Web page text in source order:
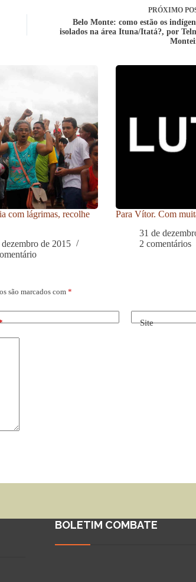
PRÓXIMO
Belo Monte: como estão os
isolados na área Ituna/Itatá?, por
com lágrimas, recolhe
de 2015
Para Vítor. Com
31 de
2 comentários
são marcados com*
Site
BOLETIM COMBATE